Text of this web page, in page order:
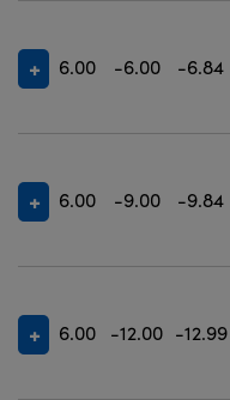
6.00 -6.00 -6.84
6.00 -9.00 -9.84
6.00 -12.00 -12.99